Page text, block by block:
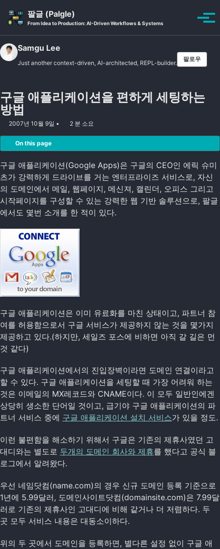
팔글 (Palgle)
From Idea to Production: AI-Driven Workflows & Systems
Toggle
토
Samgu Lee
Just another context-driven, AI-architected, REPL-builder.
팔로우
구글 애플리케이션을 편하게 세팅하는
방법
2007년 10월 9일 2 분 소요
On this page
구글 애플리케이션(Google Apps)은 구글의 CEO인 에릭 슈미
츠가 강력하게 드라이브를 거는 엔터프라이즈 서비스로, 자신
의 도메인에서 메일, 웹페이지, 메신져, 캘린더, 오피스 그리고
시작페이지를 구성할 수 있는 강력한 웹 기반 솔루션으로, 팔글
에서도 몇번 소개를 한 적이 있다.
구글 애플리케이션은 이미 유료화를 마친 상태이고, 파트너 참
여를 허용함으로서 구글 서비스가 제공하지 않는 것을 몇가지
제공하고 있다.(하지만, 세일즈 포스에 비하면 아직 갈 길은 먼
것 같다)
구글 애플리케이션에서의 진입장벽이라면 도메인 연결이라고
할 수 있다. 구글 애플리케이션을 세팅할 때 가장 어려워 하는
것은 이메일의 MX레코드와 CNAME이다. 이 모두 일반인에겐
상당히 생소한 단어일 것이고, 급기야 구글 애플리케이션의 파
트너 서비스 중에 구글 애플리케이션 설치 서비스가 있을 정도.
이런 불편함을 해소하기 위해서 구글은 기존의 제휴사였던 고
대디와는 별도로 두개의 도메인 회사와 제휴를 했다고 공식 블
로그에서 알려왔다.
우선 네임닷컴(name.com)의 경우 신규 도메인 등록 기준으로
1년에 5.99달러, 도메인사이트닷컴(domainsite.com)은 7.99달
러로 기존의 제휴사인 고대디에 비해 같거나 더 저렴하다. 두
곳 모두 서비스 내용은 대동소이하다.
위의 두 곳에서 도메인을 등록하면, 별다른 설정 없이 구글 애